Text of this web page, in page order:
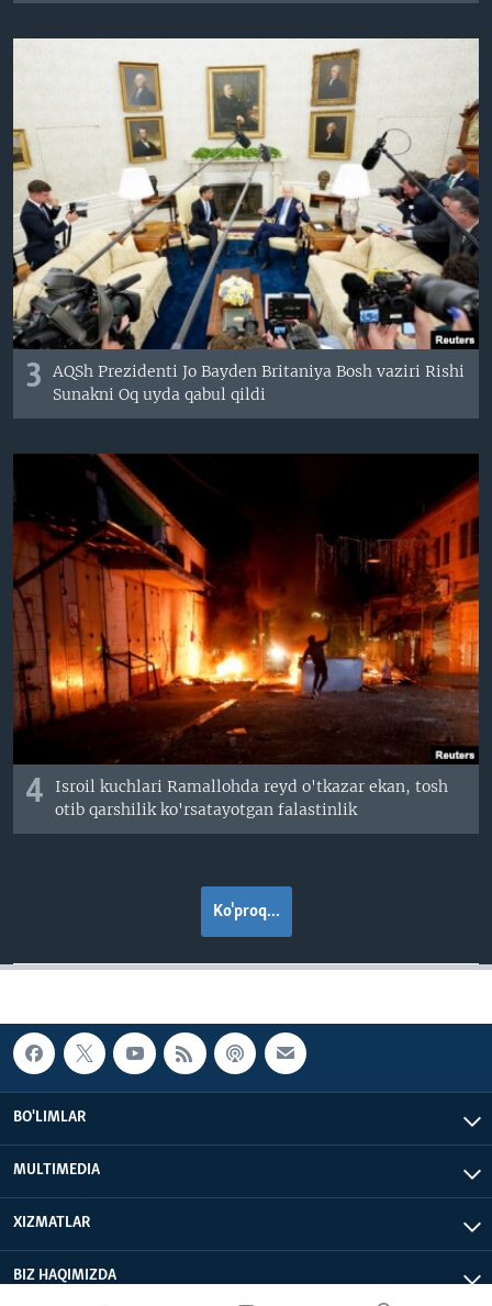
3
AQSh Prezidenti Jo Bayden Britaniya Bosh vaziri Rishi
Sunakni Oq uyda qabul qildi
4
Isroil kuchlari Ramallohda reyd o'tkazar ekan, tosh
otib qarshilik ko'rsatayotgan falastinlik
Ko'proq...
BO'LIMLAR
MULTIMEDIA
XIZMATLAR
BIZ HAQIMIZDA